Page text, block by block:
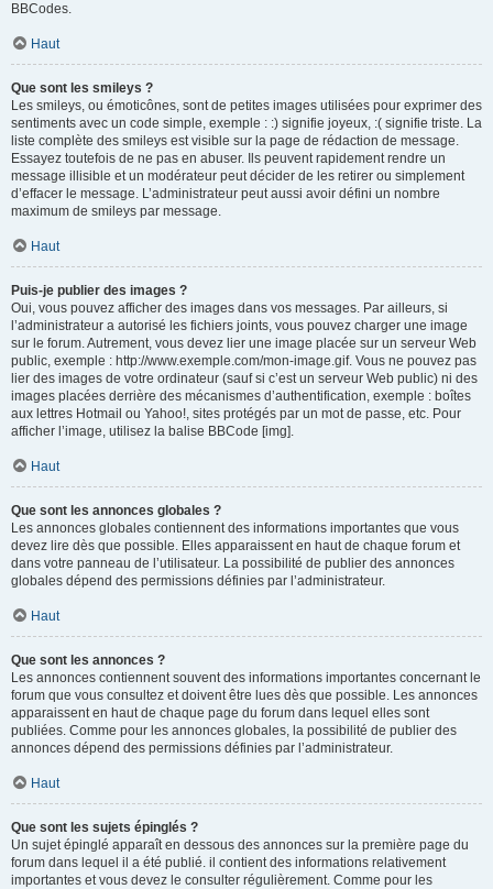
BBCodes.
Haut
Que sont les smileys ?
Les smileys, ou émoticônes, sont de petites images utilisées pour exprimer des
sentiments avec un code simple, exemple : :) signifie joyeux, :( signifie triste. La
liste complète des smileys est visible sur la page de rédaction de message.
Essayez toutefois de ne pas en abuser. Ils peuvent rapidement rendre un
message illisible et un modérateur peut décider de les retirer ou simplement
d’effacer le message. L’administrateur peut aussi avoir défini un nombre
maximum de smileys par message.
Haut
Puis-je publier des images ?
Oui, vous pouvez afficher des images dans vos messages. Par ailleurs, si
l’administrateur a autorisé les fichiers joints, vous pouvez charger une image
sur le forum. Autrement, vous devez lier une image placée sur un serveur Web
public, exemple : http://www.exemple.com/mon-image.gif. Vous ne pouvez pas
lier des images de votre ordinateur (sauf si c’est un serveur Web public) ni des
images placées derrière des mécanismes d’authentification, exemple : boîtes
aux lettres Hotmail ou Yahoo!, sites protégés par un mot de passe, etc. Pour
afficher l’image, utilisez la balise BBCode [img].
Haut
Que sont les annonces globales ?
Les annonces globales contiennent des informations importantes que vous
devez lire dès que possible. Elles apparaissent en haut de chaque forum et
dans votre panneau de l’utilisateur. La possibilité de publier des annonces
globales dépend des permissions définies par l’administrateur.
Haut
Que sont les annonces ?
Les annonces contiennent souvent des informations importantes concernant le
forum que vous consultez et doivent être lues dès que possible. Les annonces
apparaissent en haut de chaque page du forum dans lequel elles sont
publiées. Comme pour les annonces globales, la possibilité de publier des
annonces dépend des permissions définies par l’administrateur.
Haut
Que sont les sujets épinglés ?
Un sujet épinglé apparaît en dessous des annonces sur la première page du
forum dans lequel il a été publié. il contient des informations relativement
importantes et vous devez le consulter régulièrement. Comme pour les